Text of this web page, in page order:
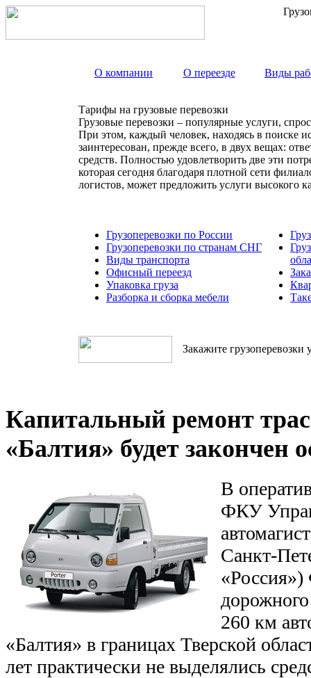
О компании О переезде Виды
Тарифы на грузовые перевозки
Грузовые перевозки – популярные услуги,
При этом, каждый человек, находясь в поиске
заинтересован, прежде всего, в двух вещах:
средств. Полностью удовлетворить две эти
которая сегодня благодаря плотной сети
логистов, может предложить услуги высокого
Грузоперевозки по России
Грузоперевозки по странам СНГ
Виды транспорта
Офисный переезд
Упаковка груза
Разборка и сборка мебели
Закажите грузоперевозки
Капитальный ремонт
«Балтия» будет закончен
В
ФКУ
Санкт-
«Россия»)
дорожного
260 км
«Балтия» в границах Тверской
лет практически не выделялись